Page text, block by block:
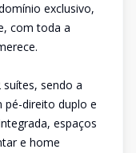
exclusivo,
com toda a
sendo a
direito duplo e
espaços
e home